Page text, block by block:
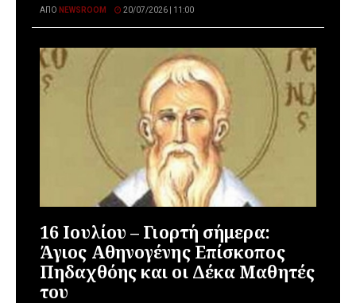
ΑΠΌ NEWSROOM 20/07/2026 | 11:00
16 Ιουλίου – Γιορτή σήμερα:
Άγιος Αθηνογένης Επίσκοπος
Πηδαχθόης και οι Δέκα Μαθητές
του